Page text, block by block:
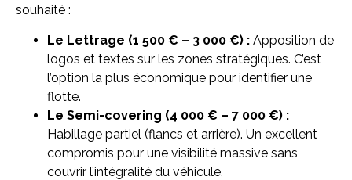
souhaité :
Le Lettrage (1 500 € – 3 000 €) : Apposition de
logos et textes sur les zones stratégiques. C’est
l’option la plus économique pour identifier une
flotte.
Le Semi-covering (4 000 € – 7 000 €) :
Habillage partiel (flancs et arrière). Un excellent
compromis pour une visibilité massive sans
couvrir l’intégralité du véhicule.